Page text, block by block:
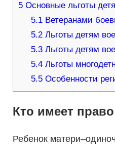
5Основные льготы
5.1 Ветеранами
5.2 Льготы детям
5.3 Льготы детям
5.4 Льготы
5.5 Особенности
Кто имеет
Ребенок